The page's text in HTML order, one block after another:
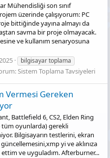
Mühendisliği son sınıf
üzerinde çalışıyorum: PC
bittiğinde yayına almayı da
savma bir proje olmayacak.
ve kullanım senaryosuna
bilgisayar toplama
Sistem Toplama Tavsiyeleri
Vermesi Gereken
Battlefield 6, CS2, Elden Ring
oyunlarda) gerekli
Bilgisayarın testlerini, ekran
yi ve aklınıza
ve uyguladım. Afterburner...